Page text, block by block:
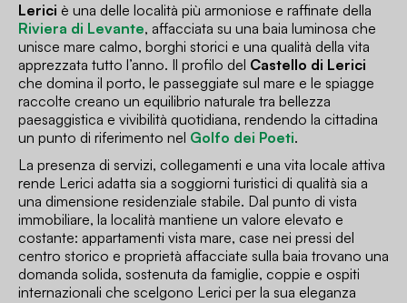
Lerici è una delle località più armoniose e raffinate della
Riviera di Levante, affacciata su una baia luminosa che
unisce mare calmo, borghi storici e una qualità della vita
apprezzata tutto l’anno. Il profilo del Castello di Lerici
che domina il porto, le passeggiate sul mare e le spiagge
raccolte creano un equilibrio naturale tra bellezza
paesaggistica e vivibilità quotidiana, rendendo la cittadina
un punto di riferimento nel Golfo dei Poeti.
La presenza di servizi, collegamenti e una vita locale attiva
rende Lerici adatta sia a soggiorni turistici di qualità sia a
una dimensione residenziale stabile. Dal punto di vista
immobiliare, la località mantiene un valore elevato e
costante: appartamenti vista mare, case nei pressi del
centro storico e proprietà affacciate sulla baia trovano una
domanda solida, sostenuta da famiglie, coppie e ospiti
internazionali che scelgono Lerici per la sua eleganza